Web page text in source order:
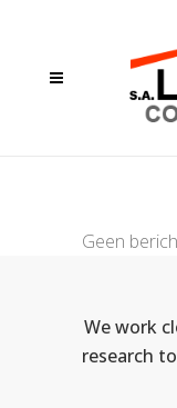
Geen
We work
research